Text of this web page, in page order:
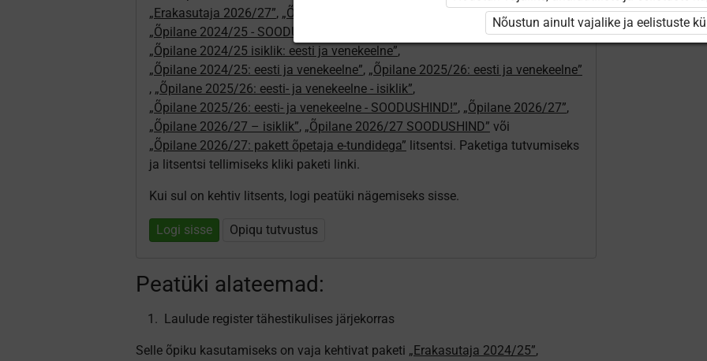
„Erakasutaja 2026/27”, „Õpilane 2024/25”
„Õpilane 2024/25 - SOODUSHIND!”
„Õpilane 2024/25 – isiklik”,
„Õpilane 2024/25 isiklik: eesti ja venekeelne”,
„Õpilane 2024/25: eesti ja venekeelne”, „Õpilane 2025/26: eesti ja venekeelne”
, „Õpilane 2025/26: eesti- ja venekeelne - isiklik”,
„Õpilane 2025/26: eesti- ja venekeelne - SOODUSHIND!”, „Õpilane 2026/27”,
„Õpilane 2026/27 – isiklik”, „Õpilane 2026/27 SOODUSHIND” või
„Õpilane 2026/27: pakett õpetaja e-tundidega” litsentsi. Paketiga tutvumiseks
ja litsentsi tellimiseks kliki paketi linki.
Kui sul on kehtiv litsents, logi peatüki nägemiseks sisse.
Logi sisse Opiqu tutvustus
Peatüki alateemad:
Laulude register tähestikulises järjekorras
Selle õpiku kasutamiseks on vaja kehtivat paketi „Erakasutaja 2024/25”,
Nõustun ainult vajalike ja eelistuste